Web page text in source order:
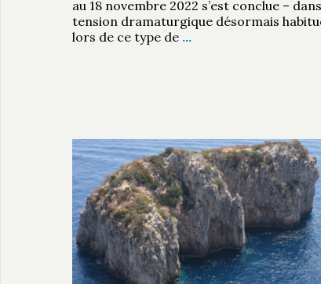
au 18 novembre 2022 s’est conclue –
tension dramaturgique désormais
lors de ce type de …